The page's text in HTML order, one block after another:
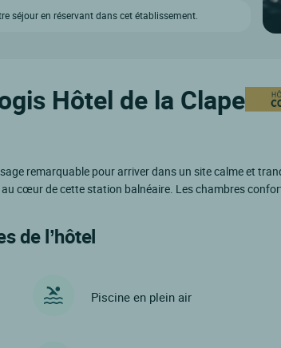
séjour en réservant dans cet établissement.
Hôtel de la Clape
remarquable pour arriver dans un site calme et
au cœur de cette station balnéaire. Les chambres
de l’hôtel
Piscine en plein air